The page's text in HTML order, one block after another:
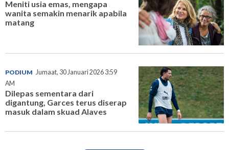
Meniti usia emas, mengapa
wanita semakin menarik apabila
matang
PODIUM Jumaat, 30 Januari 2026 3:59
AM
Dilepas sementara dari
digantung, Garces terus diserap
masuk dalam skuad Alaves